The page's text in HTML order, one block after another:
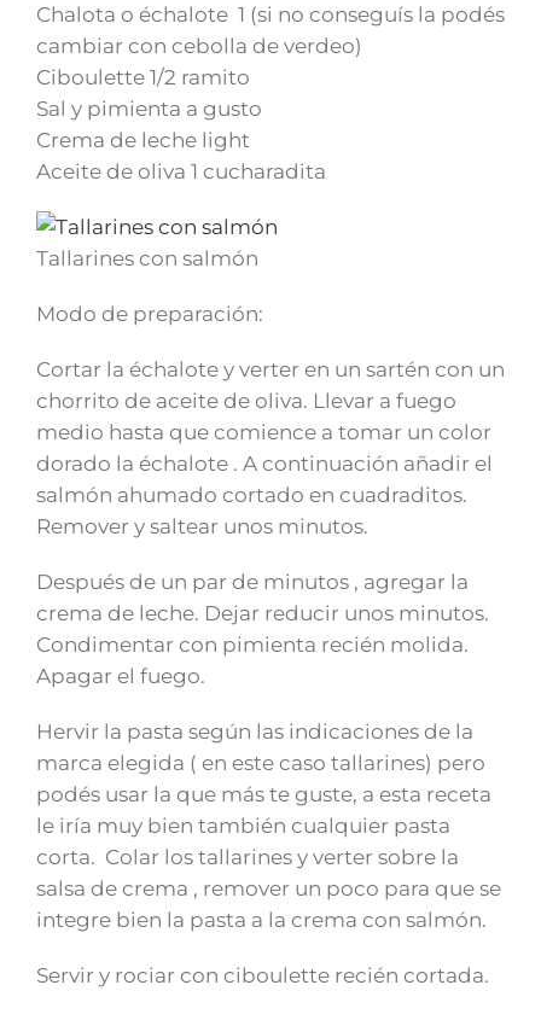
Chalota o échalote 1 (si no conseguís la podés
cambiar con cebolla de verdeo)
Ciboulette 1/2 ramito
Sal y pimienta a gusto
Crema de leche light
Aceite de oliva 1 cucharadita
Tallarines con salmón
Modo de preparación:
Cortar la échalote y verter en un sartén con un
chorrito de aceite de oliva. Llevar a fuego
medio hasta que comience a tomar un color
dorado la échalote . A continuación añadir el
salmón ahumado cortado en cuadraditos.
Remover y saltear unos minutos.
Después de un par de minutos , agregar la
crema de leche. Dejar reducir unos minutos.
Condimentar con pimienta recién molida.
Apagar el fuego.
Hervir la pasta según las indicaciones de la
marca elegida ( en este caso tallarines) pero
podés usar la que más te guste, a esta receta
le iría muy bien también cualquier pasta
corta. Colar los tallarines y verter sobre la
salsa de crema , remover un poco para que se
integre bien la pasta a la crema con salmón.
Servir y rociar con ciboulette recién cortada.